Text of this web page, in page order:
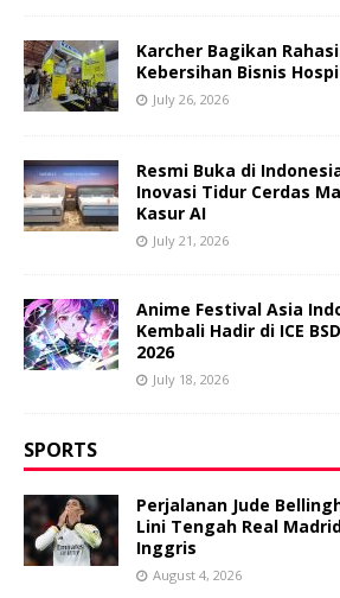
Karcher Bagikan
Kebersihan Bisnis
July 26, 2026
Resmi Buka di
Inovasi Tidur Cerdas
Kasur AI
July 21, 2026
Anime Festival Asia
Kembali Hadir di ICE
2026
July 18, 2026
SPORTS
Perjalanan Jude
Lini Tengah Real
Inggris
August 4, 2026